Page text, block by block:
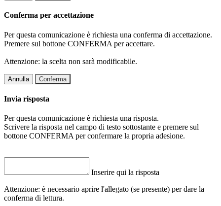
Conferma per accettazione
Per questa comunicazione è richiesta una conferma di accettazione.
Premere sul bottone CONFERMA per accettare.
Attenzione: la scelta non sarà modificabile.
Annulla Conferma
Invia risposta
Per questa comunicazione è richiesta una risposta.
Scrivere la risposta nel campo di testo sottostante e premere sul
bottone CONFERMA per confermare la propria adesione.
Inserire qui la risposta
Attenzione: è necessario aprire l'allegato (se presente) per dare la
conferma di lettura.